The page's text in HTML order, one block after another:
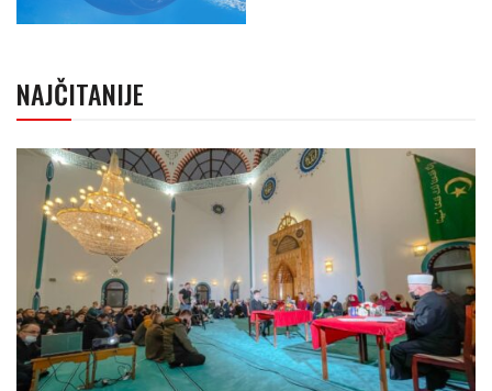
NAJČITANIJE